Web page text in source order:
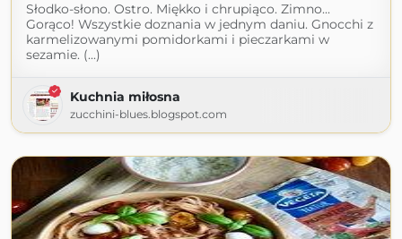
Słodko-słono. Ostro. Miękko i chrupiąco. Zimno...
Gorąco! Wszystkie doznania w jednym daniu. Gnocchi z
karmelizowanymi pomidorkami i pieczarkami w
sezamie. (...)
Kuchnia miłosna
zucchini-blues.blogspot.com